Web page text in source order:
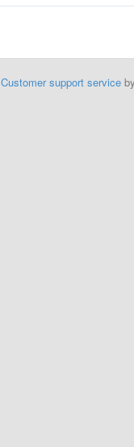
Customer support service